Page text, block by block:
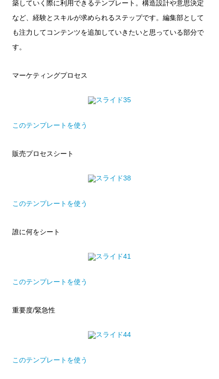
築していく際に利用できるテンプレート。構造設計や意思決定
など、経験とスキルが求められるステップです。編集部として
も注力してコンテンツを追加していきたいと思っている部分で
す。
マーケティングプロセス
このテンプレートを使う
販売プロセスシート
このテンプレートを使う
誰に何をシート
このテンプレートを使う
重要度/緊急性
このテンプレートを使う